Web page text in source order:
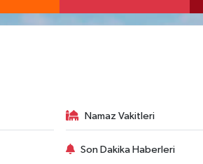
Namaz Vakitleri
Son Dakika Haberleri